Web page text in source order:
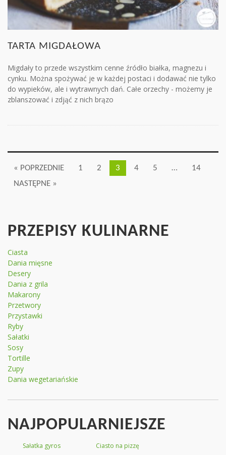
TARTA MIGDAŁOWA
Migdały to przede wszystkim cenne źródło białka, magnezu i
cynku. Można spożywać je w każdej postaci i dodawać nie tylko
do wypieków, ale i wytrawnych dań. Całe orzechy - możemy je
zblanszować i zdjąć z nich brązo
« POPRZEDNIE 1 2 3 4 5 …
14
NASTĘPNE »
PRZEPISY KULINARNE
Ciasta
Dania mięsne
Desery
Dania z grila
Makarony
Przetwory
Przystawki
Ryby
Sałatki
Sosy
Tortille
Zupy
Dania wegetariańskie
NAJPOPULARNIEJSZE
Sałatka gyros Ciasto na pizzę